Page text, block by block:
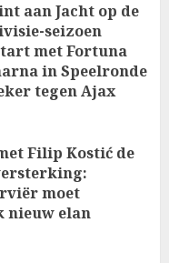
aan Jacht op de
seizoen
met Fortuna
in Speelronde
tegen Ajax
Filip Kostić de
moet
elan